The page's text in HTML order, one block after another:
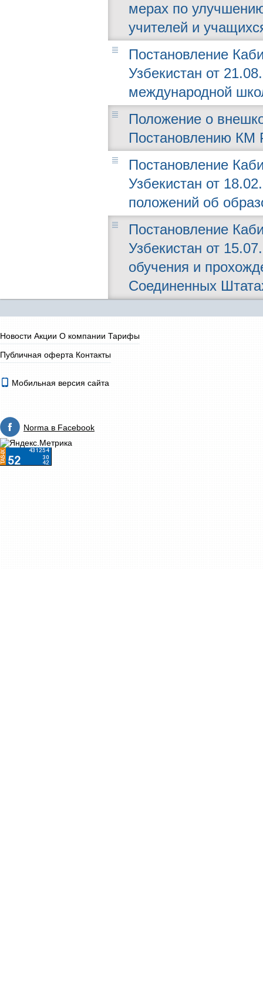
мерах по
учителей и
Постановление
Узбекистан от
международной
Положение о
Постановлению КМ
Постановление
Узбекистан от
положений об
Постановление
Узбекистан от
обучения и
Соединенных
Новости Акции О компании Тарифы
Публичная оферта Контакты
Мобильная версия сайта
Norma в Facebook